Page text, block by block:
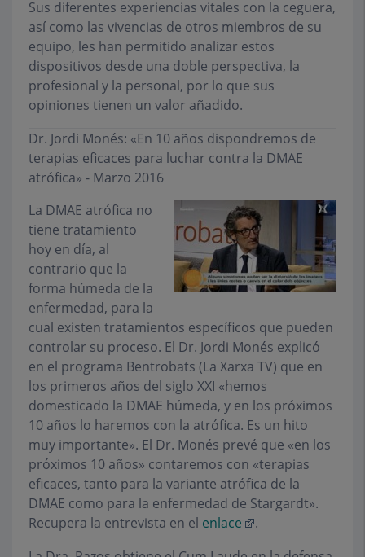
Sus diferentes experiencias vitales con la ceguera,
así como las vivencias de otros miembros de su
equipo, les han permitido analizar estos
dispositivos desde una doble perspectiva, la
profesional y la personal, por lo que sus
opiniones tienen un valor añadido.
Dr. Jordi Monés: «En 10 años dispondremos de
terapias eficaces para luchar contra la DMAE
atrófica» - Marzo 2016
La DMAE atrófica no
tiene tratamiento
hoy en día, al
contrario que la
forma húmeda de la
enfermedad, para la
cual existen tratamientos específicos que pueden
controlar su proceso. El Dr. Jordi Monés explicó
en el programa Bentrobats (La Xarxa TV) que en
los primeros años del siglo XXI «hemos
domesticado la DMAE húmeda, y en los próximos
10 años lo haremos con la atrófica. Es un hito
muy importante». El Dr. Monés prevé que «en los
próximos 10 años» contaremos con «terapias
eficaces, tanto para la variante atrófica de la
DMAE como para la enfermedad de Stargardt».
Recupera la entrevista en el enlace
.